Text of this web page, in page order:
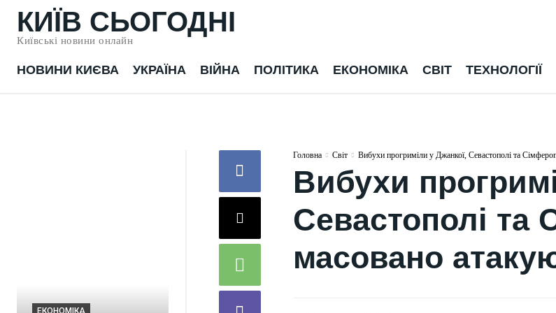
КИЇВ СЬОГОДНІ
Київські новини онлайн
НОВИНИ КИЄВА УКРАЇНА ВІЙНА ПОЛІТИКА ЕКОНОМІКА СВІТ ТЕХНОЛОГІЇ
ЕКОНОМІКА
Головна Світ Вибухи прогриміли у Джанкої, Севастополі та
Вибухи
Севастополі та
масовано